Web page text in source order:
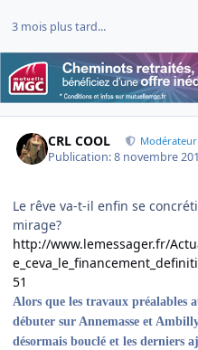
3 mois plus tard...
CRL COOL Modérateur
Publication:8 novembre
Le rêve va-t-il enfin se
mirage?
http://www.lemessager.fr/
51
Alors que les travaux préalables
débuter sur Annemasse et
désormais bouclé et les derniers